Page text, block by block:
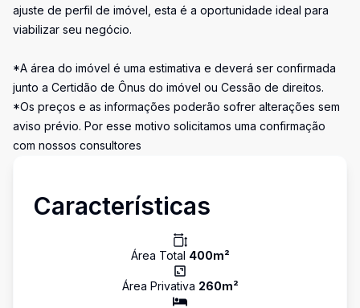
ajuste de perfil de imóvel, esta é a oportunidade ideal para
viabilizar seu negócio.
*A área do imóvel é uma estimativa e deverá ser confirmada
junto a Certidão de Ônus do imóvel ou Cessão de direitos.
*Os preços e as informações poderão sofrer alterações sem
aviso prévio. Por esse motivo solicitamos uma confirmação
com nossos consultores
Características
Área Total 400m²
Área Privativa 260m²